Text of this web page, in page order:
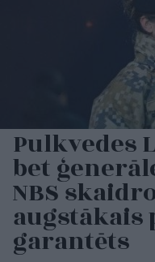
Pulkvedes
bet
NBS
augstākais
garantēts